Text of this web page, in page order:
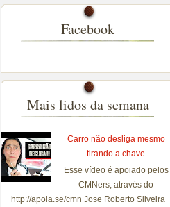
Facebook
Mais lidos da semana
Carro não desliga mesmo
tirando a chave
Esse vídeo é apoiado pelos
CMNers, através do
http://apoia.se/cmn Jose Roberto Silveira